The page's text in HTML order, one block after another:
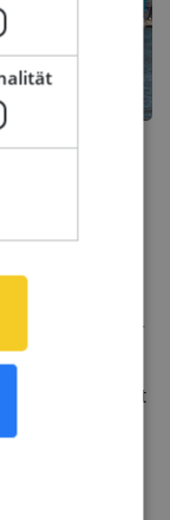
sein?
die
beruflicher
attraktives
das Angebot